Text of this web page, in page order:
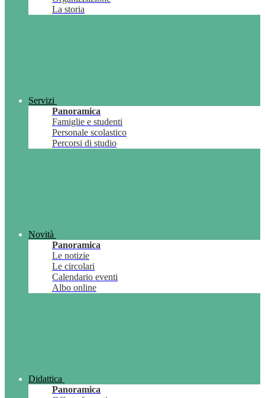
La storia
Servizi
Panoramica
Famiglie e studenti
Personale scolastico
Percorsi di studio
Novità
Panoramica
Le notizie
Le circolari
Calendario eventi
Albo online
Didattica
Panoramica